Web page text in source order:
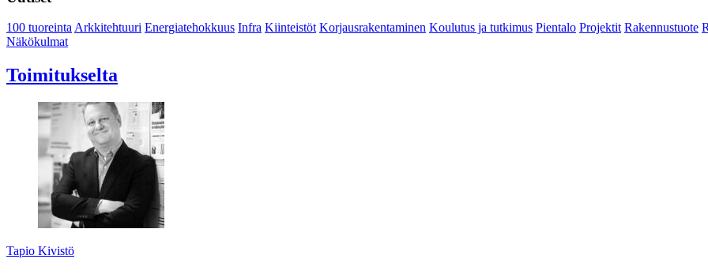
100 tuoreintaArkkitehtuuri Energiatehokkuus Infra Kiinteistöt Korjausrakentaminen Koulutus ja tutkimus Pientalo Projektit Rakennustuote
Näkökulmat
Toimitukselta
Tapio Kivistö